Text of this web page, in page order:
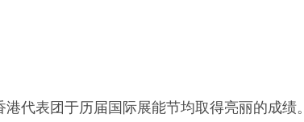
代表团于历届国际展能节均取得亮丽的成绩。